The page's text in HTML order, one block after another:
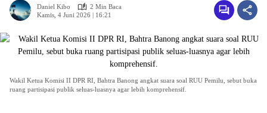
Daniel Kibo
2 Min Baca
Kamis, 4 Juni 2026 | 16:21
Wakil Ketua Komisi II DPR RI, Bahtra Banong angkat suara soal RUU Pemilu, sebut buka
ruang partisipasi publik seluas-luasnya agar lebih komprehensif.